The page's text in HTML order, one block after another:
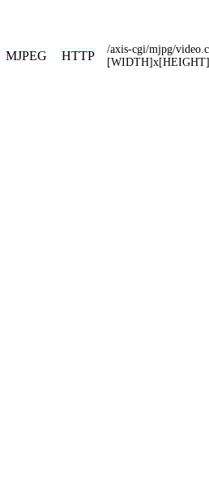
MJPEG HTTP
/axis-cgi/mjpg/
[WIDTH]x[HEIGHT]